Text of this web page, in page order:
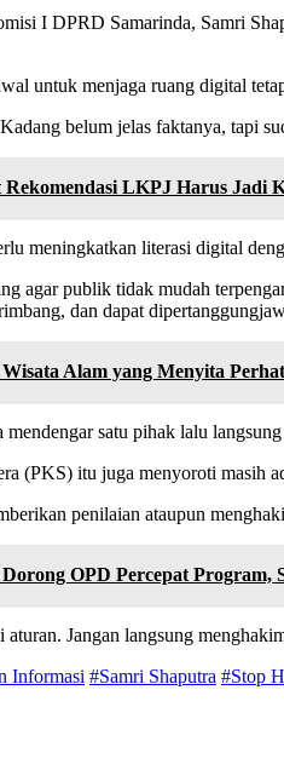
I DPRD Samarinda, Samri
untuk menjaga ruang digital
belum jelas faktanya, tapi
LKPJ Harus Jadi
meningkatkan literasi digital
agar publik tidak mudah
dan dapat
Wisata Alam yang Menyita
satu pihak lalu
(PKS) itu juga menyoroti masih
penilaian ataupun
OPD Percepat
aturan. Jangan langsung
Informasi #Samri Shaputra #Stop